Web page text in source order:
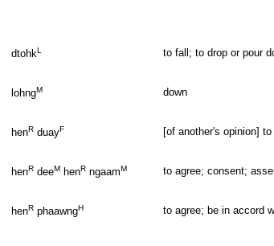
dtohkL to fall; to drop or pour
lohngM down
henR duayF [of another's opinion]
henR deeM henR ngaamM to agree; consent;
henR phaawngH to agree; be in accord